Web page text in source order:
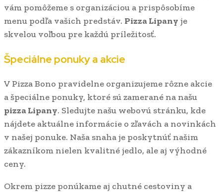
vám pomôžeme s organizáciou a prispôsobíme
menu podľa vašich predstáv. Pizza Lipany je
skvelou voľbou pre každú príležitosť.
Špeciálne ponuky a akcie
V Pizza Bono pravidelne organizujeme rôzne akcie
a špeciálne ponuky, ktoré sú zamerané na našu
pizza Lipany. Sledujte našu webovú stránku, kde
nájdete aktuálne informácie o zľavách a novinkách
v našej ponuke. Naša snaha je poskytnúť našim
zákazníkom nielen kvalitné jedlo, ale aj výhodné
ceny.
Okrem pizze ponúkame aj chutné cestoviny a